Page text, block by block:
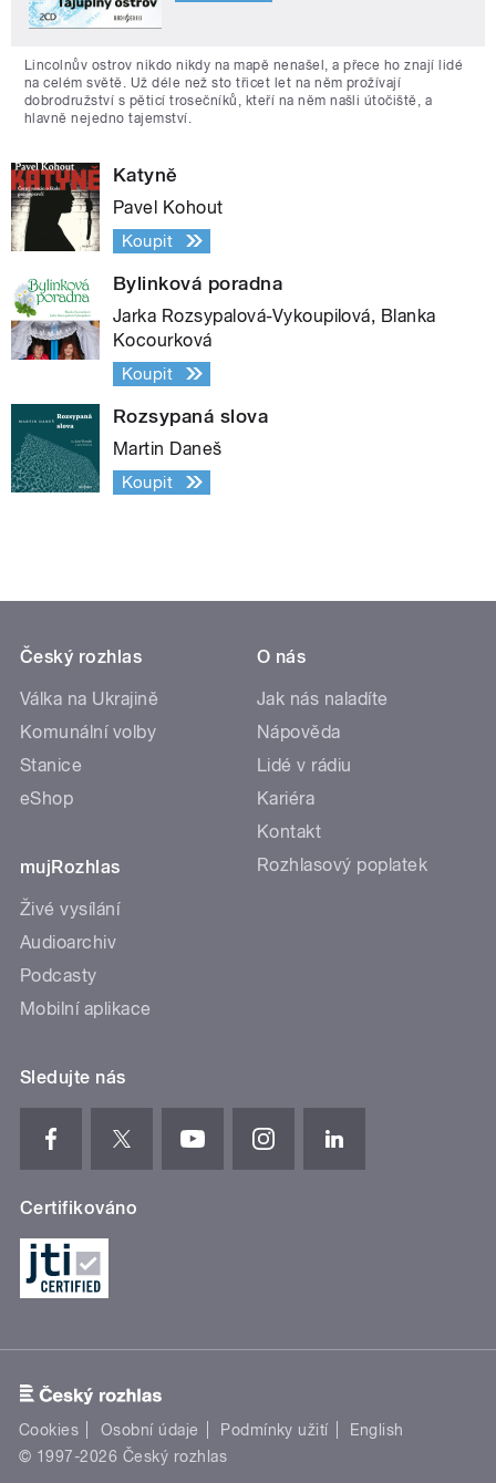
Lincolnův ostrov nikdo nikdy na mapě nenašel, a přece ho znají lidé
na celém světě. Už déle než sto třicet let na něm prožívají
dobrodružství s pěticí trosečníků, kteří na něm našli útočiště, a
hlavně nejedno tajemství.
Katyně
Pavel Kohout
Koupit
Bylinková poradna
Jarka Rozsypalová-Vykoupilová, Blanka
Kocourková
Koupit
Rozsypaná slova
Martin Daneš
Koupit
Český rozhlas
Válka na Ukrajině
Komunální volby
Stanice
eShop
mujRozhlas
Živé vysílání
Audioarchiv
Podcasty
Mobilní aplikace
O nás
Jak nás naladíte
Nápověda
Lidé v rádiu
Kariéra
Kontakt
Rozhlasový poplatek
Sledujte nás
Certifikováno
Cookies Osobní údaje Podmínky užití
English
© 1997-2026 Český rozhlas